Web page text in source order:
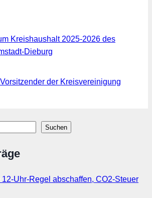
Kreishaushalt 2025-2026 des
Dieburg
der Kreisvereinigung
Suchen
Uhr-Regel abschaffen, CO2-Steuer